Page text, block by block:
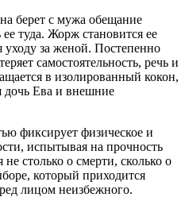
берет с мужа обещание
туда. Жорж становится ее
уходу за женой. Постепенно
самостоятельность, речь и
в изолированный кокон,
дочь Ева и внешние
фиксирует физическое и
испытывая на прочность
столько о смерти, сколько о
который приходится
лицом неизбежного.